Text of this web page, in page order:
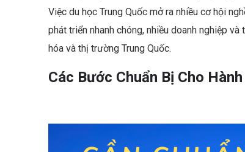
Việc du học Trung Quốc mở ra nhiều cơ hội
phát triển nhanh chóng, nhiều doanh nghiệp
hóa và thị trường Trung Quốc.
Các Bước Chuẩn Bị Cho